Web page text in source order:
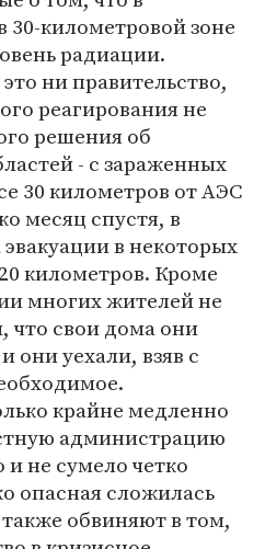
30-километровой зоне
радиации.
ни правительство,
реагирования не
решения об
- с зараженных
30 километров от АЭС
месяц спустя, в
в некоторых
километров. Кроме
многих жителей не
что свои дома они
они уехали, взяв с
крайне медленно
администрацию
не сумело четко
опасная сложилась
обвиняют в том,